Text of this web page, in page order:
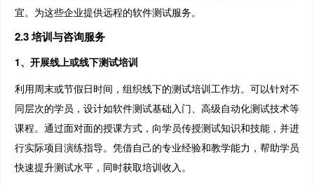
宜。为这些企业提供远程的软件测试服务。
2.3 培训与咨询服务
1、开展线上或线下测试培训
利用周末或节假日时间，组织线下的测试培训工作坊。可以针对不
同层次的学员，设计如软件测试基础入门、高级自动化测试技术等
课程。通过面对面的授课方式，向学员传授测试知识和技能，并进
行实际项目演练指导。凭借自己的专业经验和教学能力，帮助学员
快速提升测试水平，同时获取培训收入。